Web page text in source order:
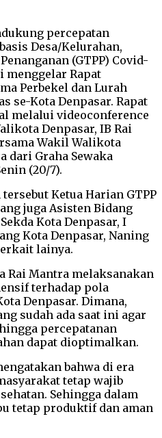
percepatan
Desa/Kelurahan,
(GTPP) Covid-
menggelar Rapat
Perbekel dan Lurah
se-Kota Denpasar. Rapat
melalui videoconference
Denpasar, IB Rai
Wakil Walikota
dari Graha Sewaka
(20/7).
Ketua Harian GTPP
juga Asisten Bidang
Kota Denpasar, I
Kota Denpasar, Naning
lainya.
Rai Mantra melaksanakan
terhadap pola
Denpasar. Dimana,
sudah ada saat ini agar
percepatanan
dapat dioptimalkan.
bahwa di era
tetap wajib
Sehingga dalam
tetap produktif dan aman